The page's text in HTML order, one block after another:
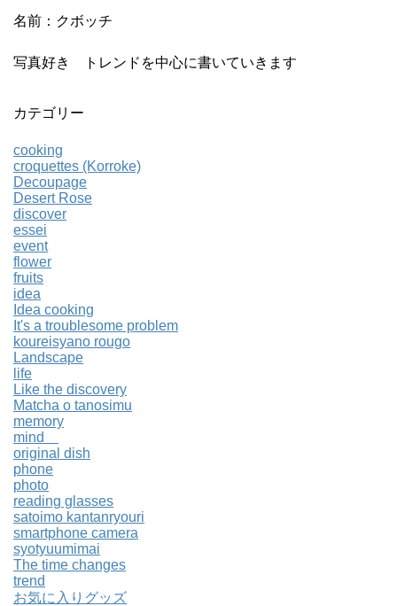
名前：クボッチ
写真好き トレンドを中心に書いていきます
カテゴリー
cooking
croquettes (Korroke)
Decoupage
Desert Rose
discover
essei
event
flower
fruits
idea
Idea cooking
It's a troublesome problem
koureisyano rougo
Landscape
life
Like the discovery
Matcha o tanosimu
memory
mind
original dish
phone
photo
reading glasses
satoimo kantanryouri
smartphone camera
syotyuumimai
The time changes
trend
お気に入りグッズ